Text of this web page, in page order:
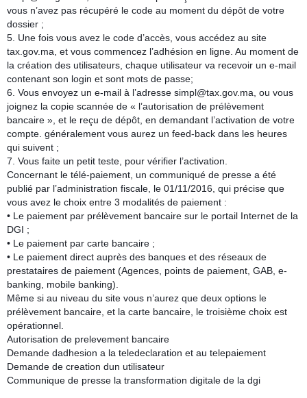
vous n’avez pas récupéré le code au moment du dépôt de votre
dossier ;
5. Une fois vous avez le code d’accès, vous accédez au site
tax.gov.ma, et vous commencez l’adhésion en ligne. Au moment de
la création des utilisateurs, chaque utilisateur va recevoir un e-mail
contenant son login et sont mots de passe;
6. Vous envoyez un e-mail à l’adresse simpl@tax.gov.ma, ou vous
joignez la copie scannée de « l’autorisation de prélèvement
bancaire », et le reçu de dépôt, en demandant l’activation de votre
compte. généralement vous aurez un feed-back dans les heures
qui suivent ;
7. Vous faite un petit teste, pour vérifier l’activation.
Concernant le télé-paiement, un communiqué de presse a été
publié par l’administration fiscale, le 01/11/2016, qui précise que
vous avez le choix entre 3 modalités de paiement :
• Le paiement par prélèvement bancaire sur le portail Internet de la
DGI ;
• Le paiement par carte bancaire ;
• Le paiement direct auprès des banques et des réseaux de
prestataires de paiement (Agences, points de paiement, GAB, e-
banking, mobile banking).
Même si au niveau du site vous n’aurez que deux options le
prélèvement bancaire, et la carte bancaire, le troisième choix est
opérationnel.
Autorisation de prelevement bancaire
Demande dadhesion a la teledeclaration et au telepaiement
Demande de creation dun utilisateur
Communique de presse la transformation digitale de la dgi